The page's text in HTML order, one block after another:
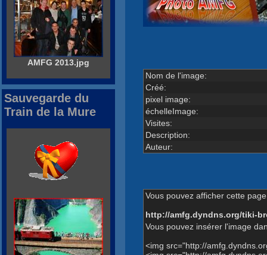
Nom de l'image:
Créé:
pixel image:
échelleImage:
Visites:
Description:
Auteur:
Vous pouvez afficher cette
http://amfg.dyndns.org/tiki-
Vous pouvez insérer l'image
<img src="http://
AMFG 2013.jpg
Sauvegarde du
Train de la Mure